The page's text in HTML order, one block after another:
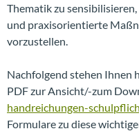
Thematik zu
und praxisorientierte
vorzustellen.
Nachfolgend stehen Ihnen
PDF zur Ansicht/-zum
handreichungen-
Formulare zu diese